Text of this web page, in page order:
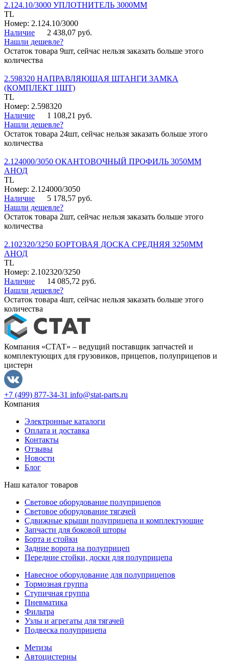
2.124.10/3000 УПЛОТНИТЕЛЬ 3000ММ
TL
Номер: 2.124.10/3000
Наличие
2 438,07 руб.
Нашли дешевле?
Остаток товара 9шт, сейчас нельзя заказать больше этого
количества
2.598320 НАПРАВЛЯЮЩАЯ ШТАНГИ ЗАМКА
(КОМПЛЕКТ 1ШТ)
TL
Номер: 2.598320
Наличие
1 108,21 руб.
Нашли дешевле?
Остаток товара 24шт, сейчас нельзя заказать больше этого
количества
2.124000/3050 ОКАНТОВОЧНЫЙ ПРОФИЛЬ 3050ММ
АНОД
TL
Номер: 2.124000/3050
Наличие
5 178,57 руб.
Нашли дешевле?
Остаток товара 2шт, сейчас нельзя заказать больше этого
количества
2.102320/3250 БОРТОВАЯ ДОСКА СРЕДНЯЯ 3250ММ
АНОД
TL
Номер: 2.102320/3250
Наличие
14 085,72 руб.
Нашли дешевле?
Остаток товара 4шт, сейчас нельзя заказать больше этого
количества
Компания «СТАТ» – ведущий поставщик запчастей и
комплектующих для грузовиков, прицепов, полуприцепов и
цистерн
+7 (499) 877-34-31 info@stat-parts.ru
Компания
Электронные каталоги
Оплата и доставка
Контакты
Отзывы
Новости
Блог
Наш каталог товаров
Световое оборудование полуприцепов
Световое оборудование тягачей
Сдвижные крыши полуприцепа и комплектующие
Запчасти для боковой шторы
Борта и стойки
Задние ворота на полуприцеп
Передние стойки, доски для полуприцепа
Навесное оборудование для полуприцепов
Тормозная группа
Ступичная группа
Пневматика
Фильтра
Узлы и агрегаты для тягачей
Подвеска полуприцепа
Метизы
Автоцистерны